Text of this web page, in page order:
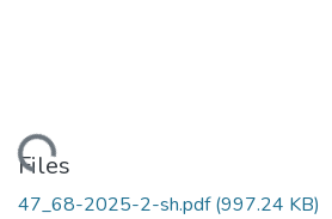
Files
47_68-2025-2-sh.pdf(997.24 KB)